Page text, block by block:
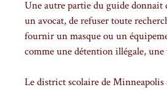
Une autre partie du guide donnait
un avocat, de refuser toute
fournir un masque ou un
comme une détention illégale,
Le district scolaire de